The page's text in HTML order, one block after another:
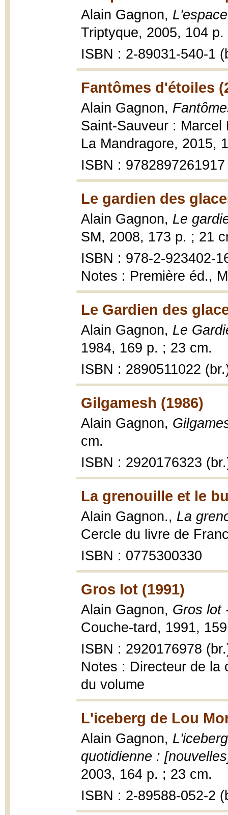
Alain Gagnon,
Triptyque, 2005, 104
ISBN : 2-89031-540-1
Fantômes d'étoiles
Alain Gagnon,
Saint-Sauveur :
La Mandragore, 2015,
ISBN : 9782897261917
Le gardien des
Alain Gagnon, Le
SM, 2008, 173 p. ; 21
ISBN : 978-2-923402-
Notes : Première éd.,
Le Gardien des
Alain Gagnon, Le
1984, 169 p. ; 23 cm.
ISBN : 2890511022
Gilgamesh (1986)
Alain Gagnon,
cm.
ISBN : 2920176323
La grenouille et le
Alain Gagnon., La
Cercle du livre de
ISBN : 0775300330
Gros lot (1991)
Alain Gagnon, Gros lot
Couche-tard, 1991,
ISBN : 2920176978
Notes : Directeur de la
du volume
L'iceberg de Lou
Alain Gagnon,
quotidienne :
2003, 164 p. ; 23 cm.
ISBN : 2-89588-052-2